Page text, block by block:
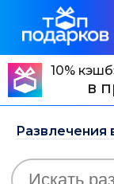
10%
в
Развлечения